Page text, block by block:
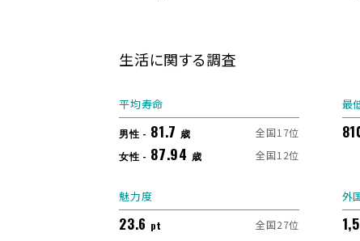
生活に関する調査
平均寿命
男性 - 81.7 歳
全国17位
女性 - 87.94 歳 全国12位
最
魅力度
23.6 pt 全国27位
外